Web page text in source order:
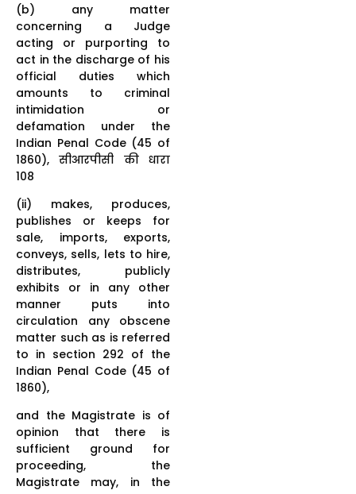
(b) any matter
concerning a Judge
acting or purporting to
act in the discharge of his
official duties which
amounts to criminal
intimidation or
defamation under the
Indian Penal Code (45 of
1860), सीआरपीसी की धारा
108
(ii) makes, produces,
publishes or keeps for
sale, imports, exports,
conveys, sells, lets to hire,
distributes, publicly
exhibits or in any other
manner puts into
circulation any obscene
matter such as is referred
to in section 292 of the
Indian Penal Code (45 of
1860),
and the Magistrate is of
opinion that there is
sufficient ground for
proceeding, the
Magistrate may, in the